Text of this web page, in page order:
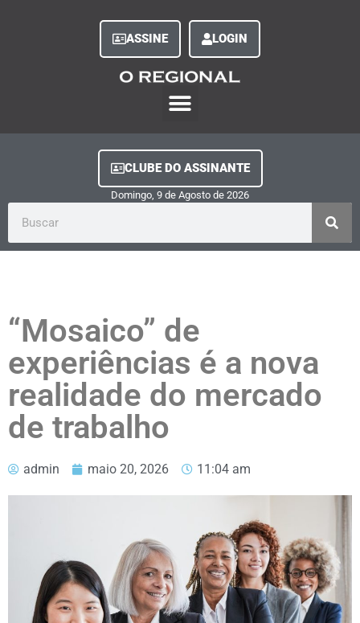
ASSINE LOGIN
CLUBE DO ASSINANTE
Domingo, 9 de Agosto de 2026
“Mosaico” de
experiências é a nova
realidade do mercado
de trabalho
admin maio 20, 2026 11:04 am